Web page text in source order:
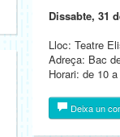
Dissabte, 31
Lloc: Teatre
Adreça: Bac
Horari: de 10
Deixa un